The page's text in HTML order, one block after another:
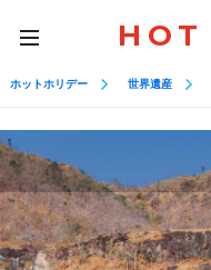
toggle
navigation
HOT
ホットホリデー 世界遺産